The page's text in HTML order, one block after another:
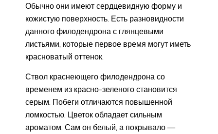
Обычно они имеют сердцевидную форму и
кожистую поверхность. Есть разновидности
данного филодендрона с глянцевыми
листьями, которые первое время могут иметь
красноватый оттенок.
Ствол краснеющего филодендрона со
временем из красно-зеленого становится
серым. Побеги отличаются повышенной
ломкостью. Цветок обладает сильным
ароматом. Сам он белый, а покрывало —